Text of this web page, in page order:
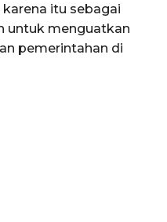
itu sebagai
untuk menguatkan
pemerintahan di